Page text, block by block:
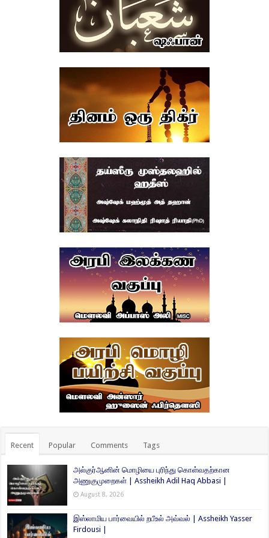
Recent Popular Comments Tags
அல்குர்ஆனின் மொழியை புரிந்து கொள்வதற்கான
அணுகுமுறைகள் | Assheikh Adil Haq Abbasi |
August 8, 2026
இஸ்லாமிய பார்வையில் றபீஉல் அவ்வல் | Assheikh Yasser
Firdousi |